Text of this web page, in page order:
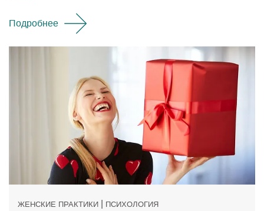
Подробнее
ЖЕНСКИЕ ПРАКТИКИ | ПСИХОЛОГИЯ